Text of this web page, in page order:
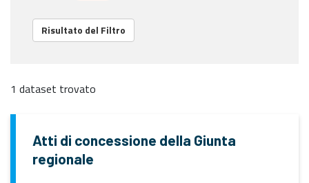
Risultato del Filtro
1 dataset trovato
Atti di concessione della Giunta
regionale